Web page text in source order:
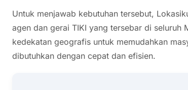
Untuk menjawab kebutuhan tersebut,
agen dan gerai TIKI yang tersebar di seluruh
kedekatan geografis untuk memudahkan
dibutuhkan dengan cepat dan efisien.